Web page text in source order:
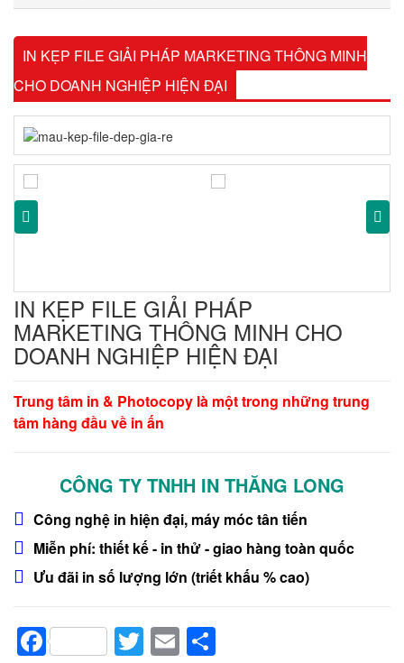
IN KẸP FILE GIẢI PHÁP MARKETING THÔNG MINH
CHO DOANH NGHIỆP HIỆN ĐẠI
IN KẸP FILE GIẢI PHÁP
MARKETING THÔNG MINH CHO
DOANH NGHIỆP HIỆN ĐẠI
Trung tâm in & Photocopy là một trong những trung
tâm hàng đầu về in ấn
CÔNG TY TNHH IN THĂNG LONG
Công nghệ in hiện đại, máy móc tân tiến
Miễn phí: thiết kế - in thử - giao hàng toàn quốc
Ưu đãi in số lượng lớn (triết khấu % cao)
FacebookTwitter
Email